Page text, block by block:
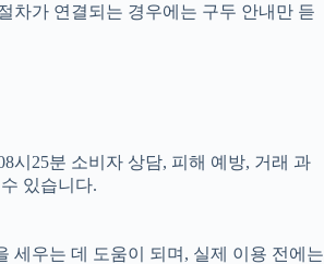
차가 연결되는 경우에는 구두 안내만 듣
시25분 소비자 상담, 피해 예방, 거래 과
있습니다.
세우는 데 도움이 되며, 실제 이용 전에는